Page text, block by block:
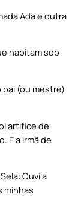
Ada e outra
habitam sob
pai (ou mestre)
artifice de
E a irmã de
Ouvi a
minhas